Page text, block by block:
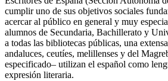
cumplir uno de sus objetivos sociales
acercar al público en general y muy
alumnos de Secundaria, Bachillerato y
a todas las bibliotecas públicas, una
andaluces, ceutíes, melillenses y del
especificado– utilizan el español como
expresión literaria.